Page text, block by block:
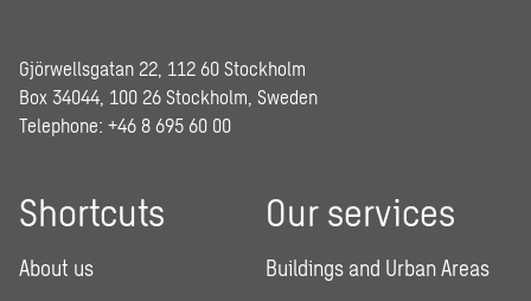
Gjörwellsgatan 22, 112 60 Stockholm
Box 34044, 100 26 Stockholm, Sweden
Telephone: +46 8 695 60 00
Shortcuts
About us
Our services
Buildings and Urban Areas